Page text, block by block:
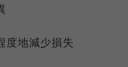
度地減少損失